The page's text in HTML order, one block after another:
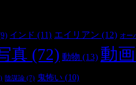
インド (11) エイリアン (12) オー
真 (72) 動物 (13) 動画
陰謀論 (7) 鬼怖い (10)